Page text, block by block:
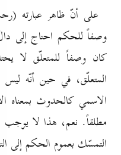
على أنّ ظاهر عبارته
وصفاً للحكم احتاج إلى
كان وصفاً للمتعلّق لا
المتعلّق، في حين أنّه ليس
الاسمي كالحدوث بمعناه
مطلقاً. نعم، هذا لا يوجب
التمسّك بعموم الحكم إلى